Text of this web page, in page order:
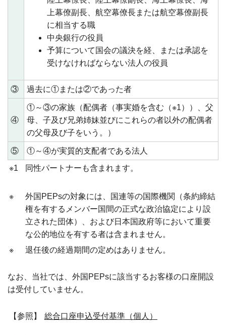
上幕僚副長、航空幕僚長または航空幕僚副長
に相当する職
中央銀行の役員
予算について国会の議決を経、または承認を
受けなければならない法人の役員
③ 過去に①または②であった者
④
①～③の家族（配偶者（事実婚を含む（※1））、父
母、子及び兄弟姉妹並びにこれらの者以外の配偶者
の父母及び子をいう。）
⑤
①～④が実質的支配者である法人
※1
同性パートナーも含まれます。
※
外国PEPsの対象には、国連等の国際機関（条約締結
権を有するメンバー国間の正式な政治協定により設
立された団体）、および日本国政府等において重要
な公的地位を有する者は含まれません。
※
退任後の経過期間の定めはありません。
なお、当社では、外国PEPsに該当するお客様の口座開設
は受付していません。
【参照】 総合口座申込受付基準（個人）